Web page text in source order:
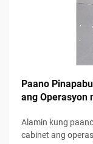
Paano
ang Operasyon
Alamin kung
cabinet ang